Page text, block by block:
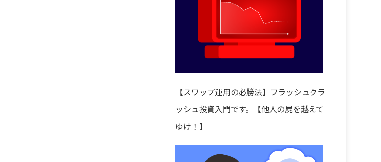
【スワップ運用の必勝法】フラッシュクラ
ッシュ投資入門です。【他人の屍を越えて
ゆけ！】